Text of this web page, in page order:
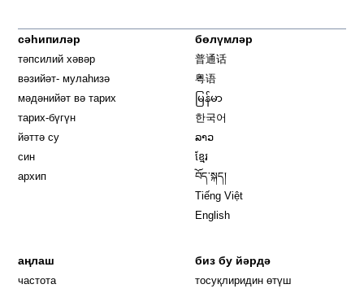
сәһипиләр
тәпсилий хәвәр
вәзийәт- мулаһизә
мәдәнийәт вә тарих
тарих-бүгүн
йәттә су
син
архип
бөлүмләр
普通话
粤语
မြန်မာ
한국어
ລາວ
ខ្មែរ
བོད་སྐད།
Tiếng Việt
English
аңлаш
частота
биз бу йәрдә
тосуқлиридин өтүш